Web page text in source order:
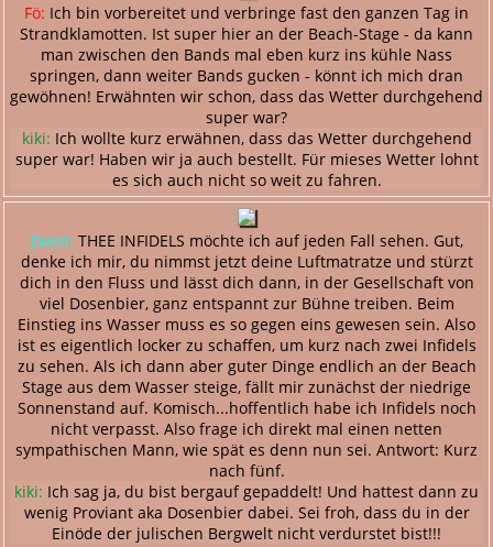
Fö: Ich bin vorbereitet und verbringe fast den ganzen Tag in
Strandklamotten. Ist super hier an der Beach-Stage - da kann
man zwischen den Bands mal eben kurz ins kühle Nass
springen, dann weiter Bands gucken - könnt ich mich dran
gewöhnen! Erwähnten wir schon, dass das Wetter durchgehend
super war?
kiki: Ich wollte kurz erwähnen, dass das Wetter durchgehend
super war! Haben wir ja auch bestellt. Für mieses Wetter lohnt
es sich auch nicht so weit zu fahren.
Zwen: THEE INFIDELS möchte ich auf jeden Fall sehen. Gut,
denke ich mir, du nimmst jetzt deine Luftmatratze und stürzt
dich in den Fluss und lässt dich dann, in der Gesellschaft von
viel Dosenbier, ganz entspannt zur Bühne treiben. Beim
Einstieg ins Wasser muss es so gegen eins gewesen sein. Also
ist es eigentlich locker zu schaffen, um kurz nach zwei Infidels
zu sehen. Als ich dann aber guter Dinge endlich an der Beach
Stage aus dem Wasser steige, fällt mir zunächst der niedrige
Sonnenstand auf. Komisch...hoffentlich habe ich Infidels noch
nicht verpasst. Also frage ich direkt mal einen netten
sympathischen Mann, wie spät es denn nun sei. Antwort: Kurz
nach fünf.
kiki: Ich sag ja, du bist bergauf gepaddelt! Und hattest dann zu
wenig Proviant aka Dosenbier dabei. Sei froh, dass du in der
Einöde der julischen Bergwelt nicht verdurstet bist!!!